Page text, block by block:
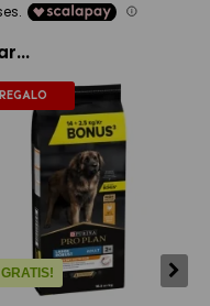
REGALO
GRATIS!